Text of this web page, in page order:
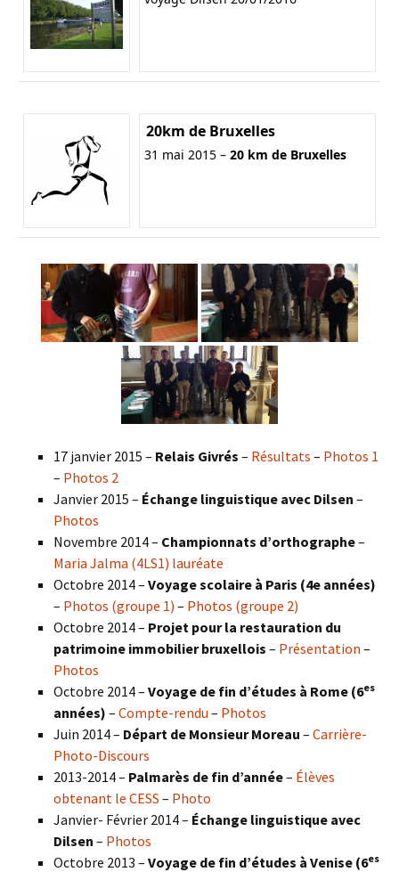
20km de Bruxelles
31 mai 2015 – 20 km de Bruxelles
17 janvier 2015 – Relais Givrés – Résultats – Photos 1
– Photos 2
Janvier 2015 – Échange linguistique avec Dilsen –
Photos
Novembre 2014 – Championnats d’orthographe–
Maria Jalma (4LS1) lauréate
Octobre 2014 – Voyage scolaire à Paris (4e années)
– Photos (groupe 1) – Photos (groupe 2)
Octobre 2014 – Projet pour la restauration du
patrimoine immobilier bruxellois – Présentation –
Photos
Octobre 2014 – Voyage de fin d’études à Rome (6es
années) – Compte-rendu – Photos
Juin 2014 – Départ de Monsieur Moreau – Carrière-
Photo-Discours
2013-2014 – Palmarès de fin d’année– Élèves
obtenant le CESS – Photo
Janvier- Février 2014 – Échange linguistique avec
Dilsen – Photos
Octobre 2013 – Voyage de fin d’études à Venise (6es